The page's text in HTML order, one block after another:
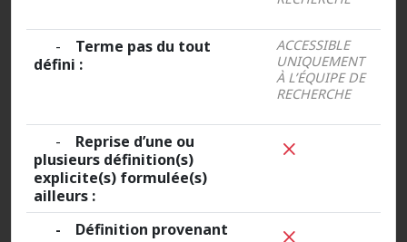
- Terme pas du tout
défini :
ACCESSIBLE
UNIQUEMENT
À L’ÉQUIPE DE
RECHERCHE
- Reprise d’une ou
plusieurs définition(s)
explicite(s) formulée(s)
ailleurs :
- Définition provenant